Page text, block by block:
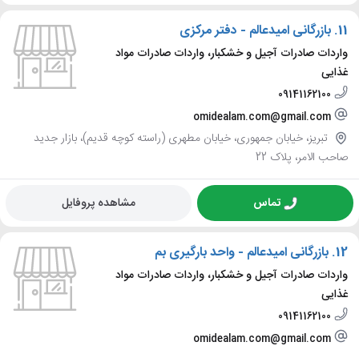
11. بازرگانی امیدعالم - دفتر مرکزی
واردات صادرات آجیل و خشکبار، واردات صادرات مواد
غذایی
09141162100
omidealam.com@gmail.com
تبریز، خیابان جمهوری، خیابان مطهری (راسته کوچه قدیم)، بازار جدید
صاحب الامر، پلاک 22
تماس مشاهده پروفایل
12. بازرگانی امیدعالم - واحد بارگیری بم
واردات صادرات آجیل و خشکبار، واردات صادرات مواد
غذایی
09141162100
omidealam.com@gmail.com